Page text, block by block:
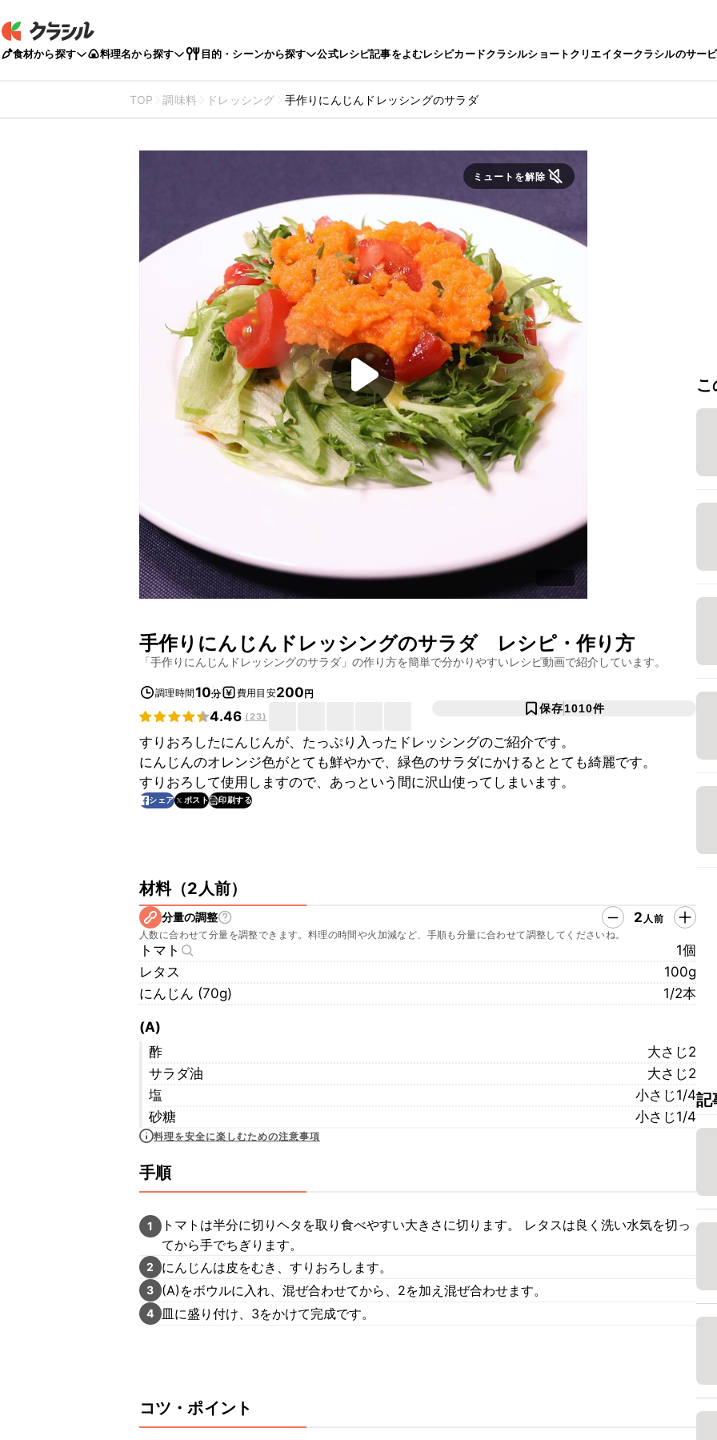
食材から探す 料理名から探す 目的・シーンから探す 公式レシピ記事をよむレシピカードクラシルショートクリエイタークラシルのサー
TOP 調味料 ドレッシング 手作りにんじんドレッシングのサラダ
ミュートを解除
手作りにんじんドレッシングのサラダレシピ・作り方
「手作りにんじんドレッシングのサラダ 」の作り方を簡単で分かりやすいレシピ動画で紹介しています。
調理時間10分 費用目安200円
4.46 (23)
保存1010件
すりおろしたにんじんが、たっぷり入ったドレッシングのご紹介です。
にんじんのオレンジ色がとても鮮やかで、緑色のサラダにかけるととても綺麗です。
すりおろして使用しますので、あっという間に沢山使ってしまいます。
シェア ポスト 印刷する
材料（2人前）
分量の調整 2 人前
人数に合わせて分量を調整できます。料理の時間や火加減など、手順も分量に合わせて調整してくださいね。
トマト
1個
レタス
100g
にんじん (70g)
1/2本
(A)
酢
大さじ2
サラダ油
大さじ2
塩
小さじ1/4
砂糖
小さじ1/4
料理を安全に楽しむための注意事項
手順
1
トマトは半分に切りヘタを取り食べやすい大きさに切ります。 レタスは良く洗い水気を切っ
てから手でちぎります。
2 にんじんは皮をむき、すりおろします。
3 (A)をボウルに入れ、混ぜ合わせてから、2を加え混ぜ合わせます。
4 皿に盛り付け、3をかけて完成です。
コツ・ポイント
記